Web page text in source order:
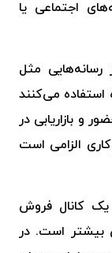
اجتماعی یا
رسانه‌هایی مثل
استفاده می‌کنند
و بازاریابی در
الزامی است
اما باید در نظر داشته باشید که SMM یک کانال فروش
بیشتر است. در